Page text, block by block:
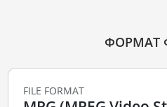
ФОРМАТ
FILE FORMAT